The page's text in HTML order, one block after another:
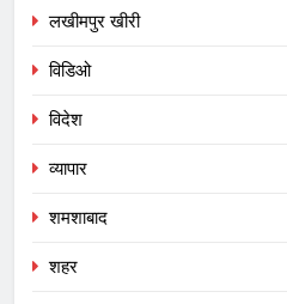
लखीमपुर खीरी
विडिओ
विदेश
व्यापार
शमशाबाद
शहर